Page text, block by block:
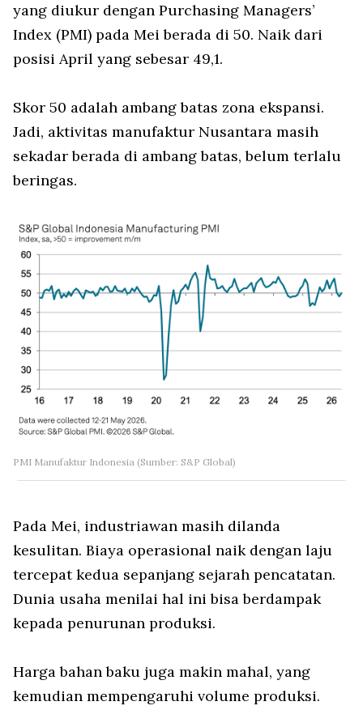
yang diukur dengan Purchasing Managers’
Index (PMI) pada Mei berada di 50. Naik dari
posisi April yang sebesar 49,1.
Skor 50 adalah ambang batas zona ekspansi.
Jadi, aktivitas manufaktur Nusantara masih
sekadar berada di ambang batas, belum terlalu
beringas.
PMI Manufaktur Indonesia (Sumber: S&P Global)
Pada Mei, industriawan masih dilanda
kesulitan. Biaya operasional naik dengan laju
tercepat kedua sepanjang sejarah pencatatan.
Dunia usaha menilai hal ini bisa berdampak
kepada penurunan produksi.
Harga bahan baku juga makin mahal, yang
kemudian mempengaruhi volume produksi.